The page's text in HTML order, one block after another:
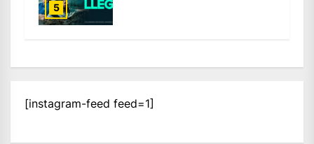
5
[instagram-feed feed=1]